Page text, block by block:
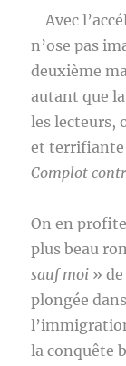
Avec
n’ose pas
deuxième
autant que
les lecteurs,
et terrifiante
Complot
On en
plus beau
sauf moi »
plongée
la conquête